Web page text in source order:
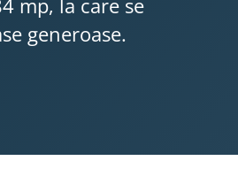
generoase.